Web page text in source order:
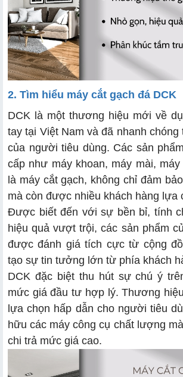
2. Tìm hiểu máy cắt gạch đá DCK
DCK là một thương hiệu mới về
tay tại Việt Nam và đã nhanh
của người tiêu dùng. Các sản
cấp như máy khoan, máy mài,
là máy cắt gạch, không chỉ đảm
mà còn được nhiều khách hàng lựa
Được biết đến với sự bền bỉ, tính
hiệu quả vượt trội, các sản phẩm
được đánh giá tích cực từ cộng
tạo sự tin tưởng lớn từ phía khách
DCK đặc biệt thu hút sự chú ý
mức giá đầu tư hợp lý. Thương
lựa chọn hấp dẫn cho người tiêu
hữu các máy công cụ chất lượng
chi trả mức giá cao.